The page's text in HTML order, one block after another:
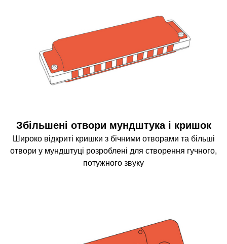
Збільшені отвори мундштука і кришок
Широко відкриті кришки з бічними отворами та більші
отвори у мундштуці розроблені для створення гучного,
потужного звуку